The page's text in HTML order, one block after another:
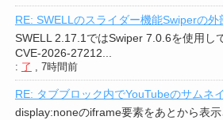
RE: SWELLのスライダー機能Swiperの
SWELL 2.17.1ではSwiper 7.0.6を使用し
CVE-2026-27212...
: 了 , 7時間前
RE: タブブロック内でYouTubeのサムネ
display:noneのiframe要素をあとから表